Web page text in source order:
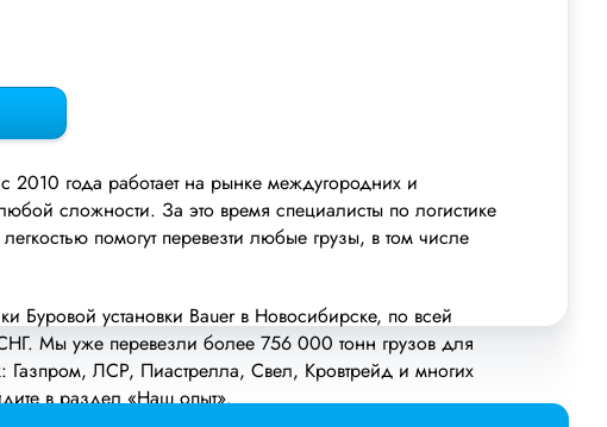
2010 года работает на рынке междугородних и
сложности. За это время специалисты по логистике
помогут перевезти любые грузы, в том числе
Буровой установки Bauer в Новосибирске, по всей
Мы уже перевезли более 756 000 тонн грузов для
Газпром, ЛСР, Пиастрелла, Свел, Кровтрейд и многих
в раздел «Наш опыт».